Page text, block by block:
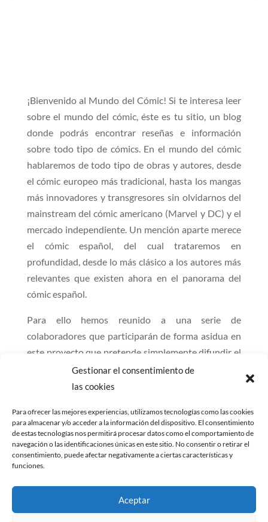
Gestionar el consentimiento de
las cookies
Para ofrecer las mejores experiencias, utilizamos tecnologías como las cookies
para almacenar y/o acceder a la información del dispositivo. El consentimiento
de estas tecnologías nos permitirá procesar datos como el comportamiento de
navegación o las identificaciones únicas en este sitio. No consentir o retirar el
consentimiento, puede afectar negativamente a ciertas características y
funciones.
Aceptar
¡Bienvenido al Mundo del Cómic! Si te interesa leer
sobre el mundo del cómic, éste es tu sitio, un blog
donde podrás encontrar reseñas e información
sobre todo tipo de cómics. En el mundo del cómic
hablaremos de todo tipo de obras y autores, desde
el cómic europeo más tradicional, hasta los mangas
más innovadores y transgresores sin olvidarnos del
mainstream del cómic americano (Marvel y DC) y el
mercado independiente. Un mención aparte merece
el cómic español, del cual trataremos en
profundidad, desde lo más clásico a los autores más
relevantes que existen ahora en el panorama del
cómic español.
Para ello hemos reunido a una serie de
colaboradores que participarán de forma asidua en
este proyecto que pretende simplemente difundir el
noveno arte. Poco a poco los iréis conociendo al
tiempo que descubriréis de su mano nuevas (y
cómics debería conocer.
Aviso legal
privacidad|Descargo de responsabilidad sobre